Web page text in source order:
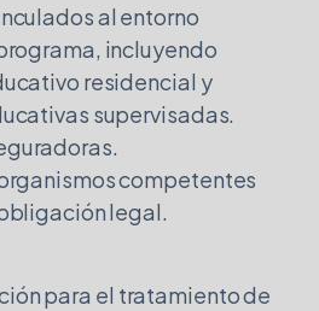
al entorno
incluyendo
residencial y
supervisadas.
competentes
legal.
para el tratamiento de